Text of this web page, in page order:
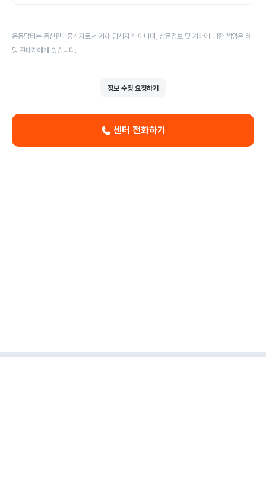
운동닥터는 통신판매중개자로서 거래 당사자가 아니며, 상품정보 및 거래에 대한 책임은 해
당 판매자에게 있습니다.
정보 수정 요청하기
센터 전화하기